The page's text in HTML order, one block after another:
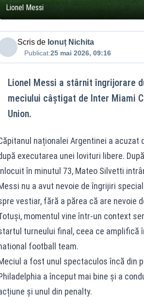
Lionel Messi
Scris de Ionuț Nichita
Publicat:25 mai 2026, 09:16
Lionel Messi a stârnit îngrijorare
meciului câștigat de Inter Miami
Union.
naționalei Argentinei a acuzat
executarea unei lovituri libere.
în minutul 73, Mateo Silvetti
nu a avut nevoie de îngrijiri
vestiar, fără a părea că are nevoie
momentul vine într-un context
turneului final, ceea ce amplifică
football team.
a fost unul spectaculos încă din
a început mai bine și a
și unul din penalty.